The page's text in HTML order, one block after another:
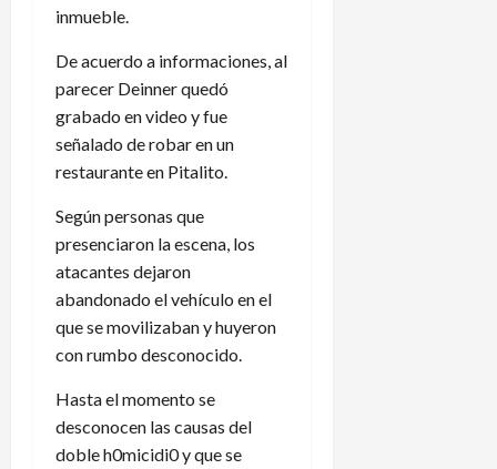
inmueble.
De acuerdo a informaciones, al
parecer Deinner quedó
grabado en video y fue
señalado de robar en un
restaurante en Pitalito.
Según personas que
presenciaron la escena, los
atacantes dejaron
abandonado el vehículo en el
que se movilizaban y huyeron
con rumbo desconocido.
Hasta el momento se
desconocen las causas del
doble h0micidi0 y que se